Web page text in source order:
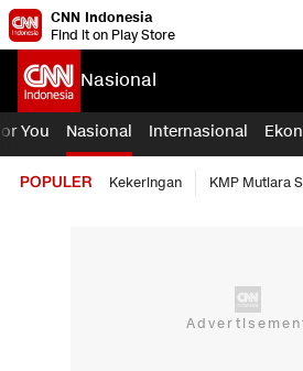
CNN Indonesia
Find it on Play Store
Nasional
You Nasional Internasional
POPULER Kekeringan KMP Mutiara